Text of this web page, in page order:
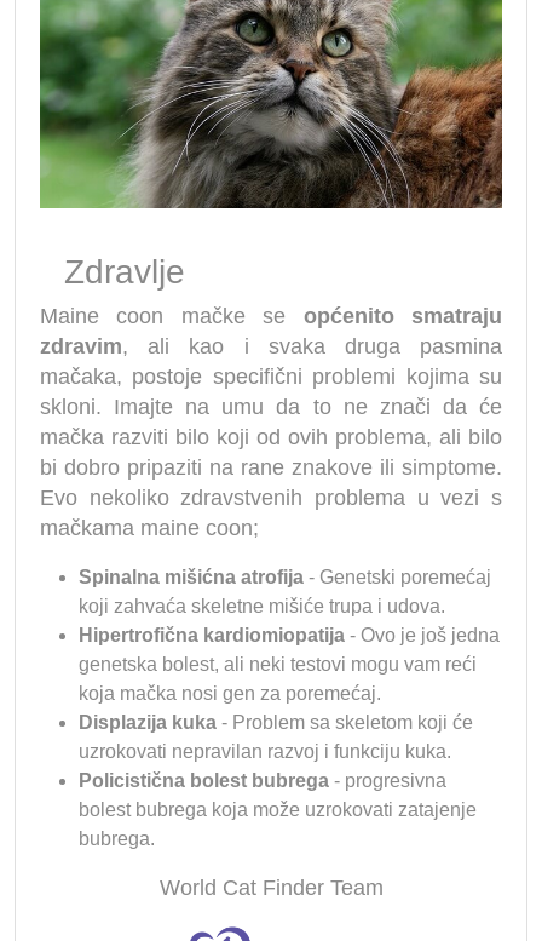
Zdravlje
Maine coon mačke se općenito smatraju
zdravim, ali kao i svaka druga pasmina
mačaka, postoje specifični problemi kojima su
skloni. Imajte na umu da to ne znači da će
mačka razviti bilo koji od ovih problema, ali bilo
bi dobro pripaziti na rane znakove ili simptome.
Evo nekoliko zdravstvenih problema u vezi s
mačkama maine coon;
Spinalna mišićna atrofija - Genetski poremećaj
koji zahvaća skeletne mišiće trupa i udova.
Hipertrofična kardiomiopatija - Ovo je još jedna
genetska bolest, ali neki testovi mogu vam reći
koja mačka nosi gen za poremećaj.
Displazija kuka - Problem sa skeletom koji će
uzrokovati nepravilan razvoj i funkciju kuka.
Policistična bolest bubrega - progresivna
bolest bubrega koja može uzrokovati zatajenje
bubrega.
World Cat Finder Team